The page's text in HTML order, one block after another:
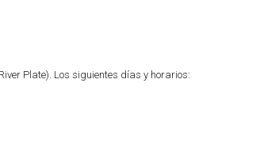
Plate). Los siguientes días y horarios: